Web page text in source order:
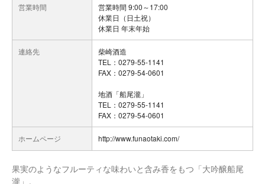
営業時間
営業時間 9:00～17:00
休業日（日土祝）
休業日 年末年始
連絡先
柴崎酒造
TEL：0279-55-1141
FAX：0279-54-0601
地酒「船尾瀧」
TEL：0279-55-1141
FAX：0279-54-0601
ホームページ http://www.funaotaki.com/
果実のようなフルーティな味わいと含み香をもつ「大吟醸船尾
瀧」。